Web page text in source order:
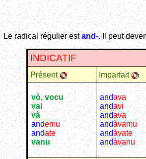
Le radical régulier estand-. Il peut
INDICATIF
Présent Imparfait
vò, vocu
vai
và
andemu
andate
vanu
andava
andavi
andava
andàvamu
andàvate
andàvanu